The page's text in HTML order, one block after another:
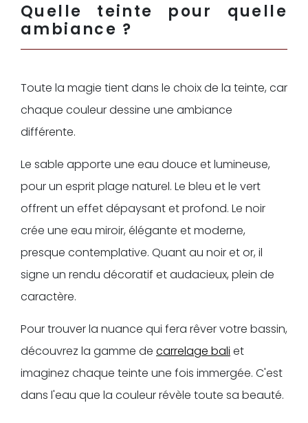
Quelle teinte pour quelle
ambiance ?
Toute la magie tient dans le choix de la teinte, car
chaque couleur dessine une ambiance
différente.
Le sable apporte une eau douce et lumineuse,
pour un esprit plage naturel. Le bleu et le vert
offrent un effet dépaysant et profond. Le noir
crée une eau miroir, élégante et moderne,
presque contemplative. Quant au noir et or, il
signe un rendu décoratif et audacieux, plein de
caractère.
Pour trouver la nuance qui fera rêver votre bassin,
découvrez la gamme de carrelage bali et
imaginez chaque teinte une fois immergée. C'est
dans l'eau que la couleur révèle toute sa beauté.